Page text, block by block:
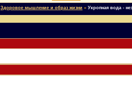
Здоровое мышление и образ жизни » Укропная вода -